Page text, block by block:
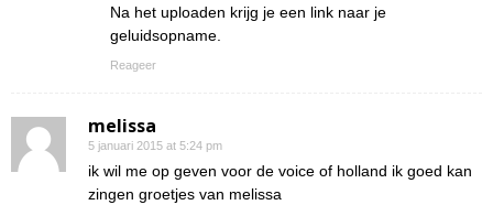
Na het uploaden krijg je een link naar je
geluidsopname.
Reageer
melissa
5 januari 2015 at 5:24 pm
ik wil me op geven voor de voice of holland ik goed kan
zingen groetjes van melissa